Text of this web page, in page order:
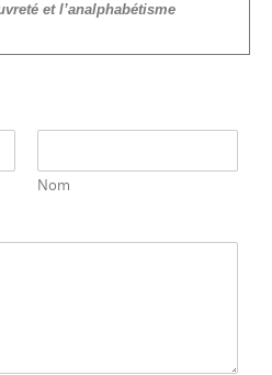
et l’analphabétisme
Nom